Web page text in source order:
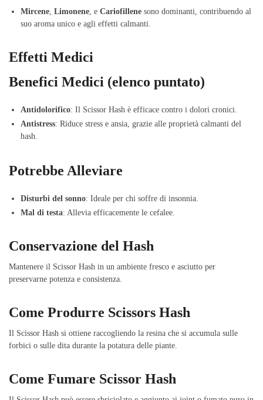
Mircene Limonene , e Cariofillene sono dominanti, contribuendo al
suo aroma unico e agli effetti calmanti.
Effetti Medici
Benefici Medici (elenco puntato)
Antidolorifico: Il Scissor Hash è efficace contro i dolori cronici.
Antistress: Riduce stress e ansia, grazie alle proprietà calmanti del
hash.
Potrebbe Alleviare
Disturbi del sonno: Ideale per chi soffre di insonnia.
Mal di testa: Allevia efficacemente le cefalee.
Conservazione del Hash
Mantenere il Scissor Hash in un ambiente fresco e asciutto per
preservarne potenza e consistenza.
Come Produrre Scissors Hash
Il Scissor Hash si ottiene raccogliendo la resina che si accumula sulle
forbici o sulle dita durante la potatura delle piante.
Come Fumare Scissor Hash